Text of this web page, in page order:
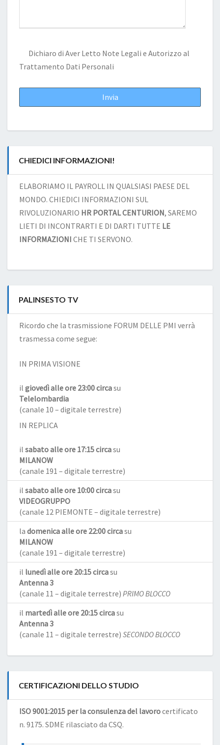
Dichiaro di Aver Letto Note Legali e Autorizzo al
Trattamento Dati Personali
CHIEDICI INFORMAZIONI!
ELABORIAMO IL PAYROLL IN QUALSIASI PAESE DEL
MONDO. CHIEDICI INFORMAZIONI SUL
RIVOLUZIONARIO HR PORTAL CENTURION, SAREMO
LIETI DI INCONTRARTI E DI DARTI TUTTE LE
INFORMAZIONI CHE TI SERVONO.
PALINSESTO TV
Ricordo che la trasmissione FORUM DELLE PMI verrà
trasmessa come segue:
IN PRIMA VISIONE
il giovedì alle ore 23:00 circasu
Telelombardia
(canale 10 – digitale terrestre)
IN REPLICA
il sabato alle ore 17:15 circasu
MILANOW
(canale 191 – digitale terrestre)
il sabato alle ore 10:00 circasu
VIDEOGRUPPO
(canale 12 PIEMONTE – digitale terrestre)
la domenica alle ore 22:00 circasu
MILANOW
(canale 191 – digitale terrestre)
il lunedì alle ore 20:15 circasu
Antenna 3
(canale 11 – digitale terrestre) PRIMO BLOCCO
il martedì alle ore 20:15 circasu
Antenna 3
(canale 11 – digitale terrestre) SECONDO BLOCCO
CERTIFICAZIONI DELLO STUDIO
ISO 9001:2015 per la consulenza del lavorocertificato
n. 9175. SDME rilasciato da CSQ.